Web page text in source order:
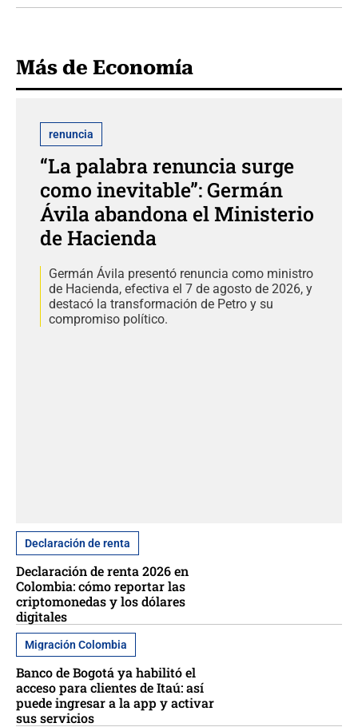
Más de Economía
renuncia
“La palabra renuncia surge
como inevitable”: Germán
Ávila abandona el Ministerio
de Hacienda
Germán Ávila presentó renuncia como ministro
de Hacienda, efectiva el 7 de agosto de 2026, y
destacó la transformación de Petro y su
compromiso político.
Declaración de renta
Declaración de renta 2026 en
Colombia: cómo reportar las
criptomonedas y los dólares
digitales
Migración Colombia
Banco de Bogotá ya habilitó el
acceso para clientes de Itaú: así
puede ingresar a la app y activar
sus servicios